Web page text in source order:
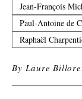
Jean-François
Paul-Antoine de
Raphaël
ByLaure